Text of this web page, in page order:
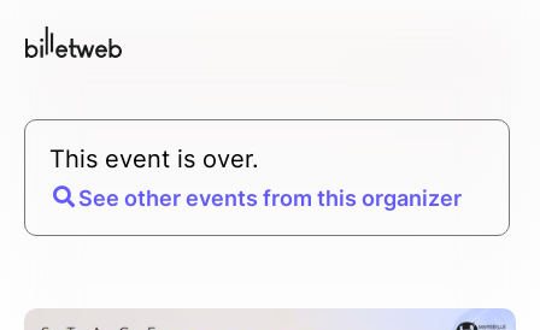
This event is over.
See other events from this organizer